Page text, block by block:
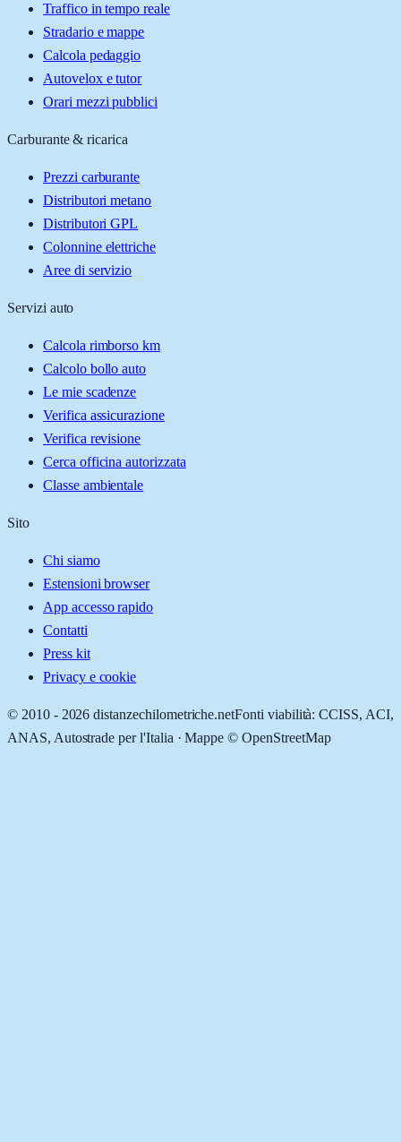
Traffico in tempo reale
Stradario e mappe
Calcola pedaggio
Autovelox e tutor
Orari mezzi pubblici
Carburante & ricarica
Prezzi carburante
Distributori metano
Distributori GPL
Colonnine elettriche
Aree di servizio
Servizi auto
Calcola rimborso km
Calcolo bollo auto
Le mie scadenze
Verifica assicurazione
Verifica revisione
Cerca officina autorizzata
Classe ambientale
Sito
Chi siamo
Estensioni browser
App accesso rapido
Contatti
Press kit
Privacy e cookie
© 2010 - 2026 distanzechilometriche.netFonti viabilità: CCISS, ACI,
ANAS, Autostrade per l'Italia · Mappe © OpenStreetMap